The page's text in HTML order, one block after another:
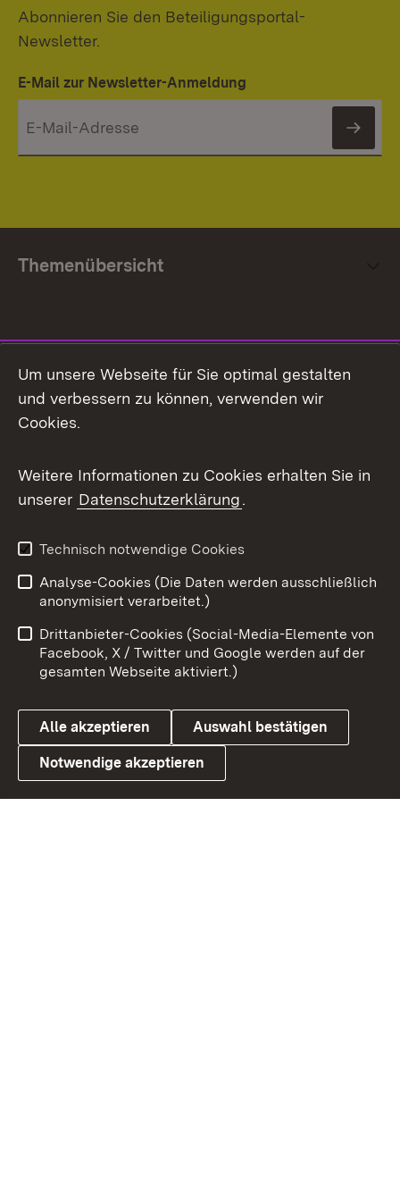
Abonnieren Sie den Beteiligungsportal-
Newsletter.
E-Mail zur Newsletter-Anmeldung
Themenübersicht
Facebook
X / Twitter
Youtube
Link zum Landesportal
Impressum
Kontakt
Barrierefreiheit
Datenschutz
Cookies
Um unsere Webseite für Sie optimal gestalten
und verbessern zu können, verwenden wir
Cookies.
Weitere Informationen zu Cookies erhalten Sie in
unserer Datenschutzerklärung.
Technisch notwendige Cookies
Analyse-Cookies (Die Daten werden ausschließlich
anonymisiert verarbeitet.)
Drittanbieter-Cookies (Social-Media-Elemente von
Facebook, X / Twitter und Google werden auf der
gesamten Webseite aktiviert.)
Alle akzeptieren Auswahl bestätigen
Notwendige akzeptieren